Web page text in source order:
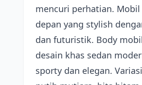
mencuri perhatian.
depan yang stylish
dan futuristik. Body
desain khas sedan
sporty dan elegan.